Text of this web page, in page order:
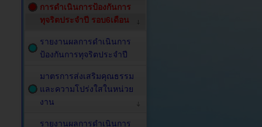
การดำเนินการป้องกันการ
ทุจริตประจำปี รอบ6เดือน
รายงานผลการดำเนินการ
ป้องกันการทุจริตประจำปี
มาตรการส่งเสริมคุณธรรม
และความโปร่งใสในหน่วย
งาน
รายงานผลการดำเนินการ